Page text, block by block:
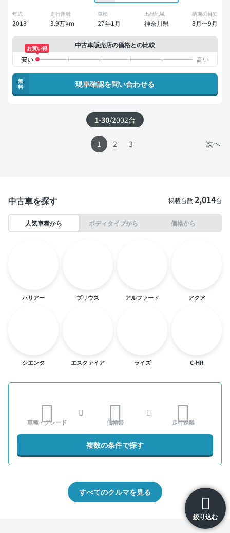
絞り込む
年式
2018
走行距離
3.9万km
車検
27年1月
出品地域
神奈川県
納期の目安
8月〜9月
中古車販売店の価格との比較
お買い得
無
料
現車確認を問い合わせる
1-30/2002台
次へ
1 2 3
中古車を探す 掲載台数2,014台
人気車種から ボディタイプから 価格から
ハリアー プリウス アルファード アクア
シエンタ エスクァイア ライズ C-HR
車種・グレード 価格帯 走行距離
複数の条件で探す
すべてのクルマを見る